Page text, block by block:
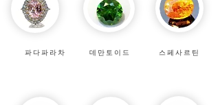
파다파라차 데만토이드 스페사르틴